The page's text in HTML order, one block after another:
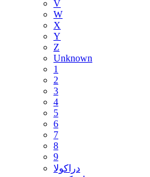
V
W
X
Y
Z
Unknown
1
2
3
4
5
6
7
8
9
دراكولا